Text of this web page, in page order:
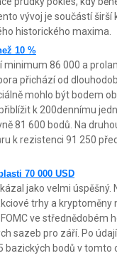
vývoj je součástí
historického maxima.
10 %
86 000 a
přichází od
mohlo být bodem
k 200dennímu
81 600 bodů. Na
k rezistenci 91 250
70 000 USD
jako velmi úspěšný.
trhy a kryptoměny
ve střednědobém
sazeb pro září. Po
bodů v tomto